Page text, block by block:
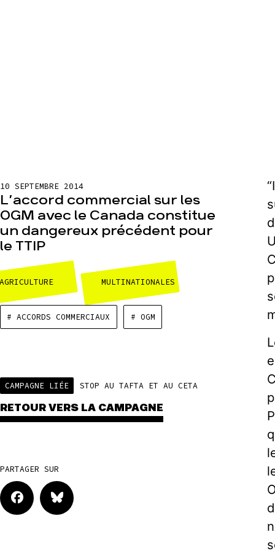
10 SEPTEMBRE 2014
L’accord commercial sur les
OGM avec le Canada constitue
un dangereux précédent pour
le TTIP
MULTINATIONALES
# ACCORDS COMMERCIAUX # OGM
CAMPAGNE LIÉE STOP AU TAFTA ET AU CETA
RETOUR VERS LA CAMPAGNE
PARTAGER SUR